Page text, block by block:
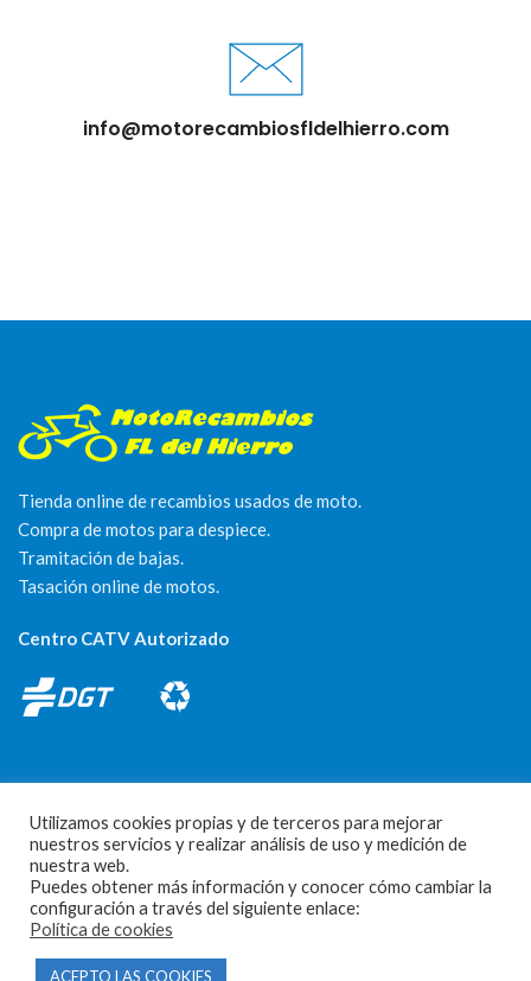
info@motorecambiosfldelhierro.com
Tienda online de recambios usados de moto.
Compra de motos para despiece.
Tramitación de bajas.
Tasación online de motos.
Centro CATV Autorizado
CONTACTO
Parque Empresarial Las Condas , Nave 1
05440 Piedralaves-Ávila
Utilizamos cookies propias y de terceros para mejorar
nuestros servicios y realizar análisis de uso y medición de
nuestra web.
Puedes obtener más información y conocer cómo cambiar la
configuración a través del siguiente enlace:
Política de cookies
ACEPTO LAS COOKIES